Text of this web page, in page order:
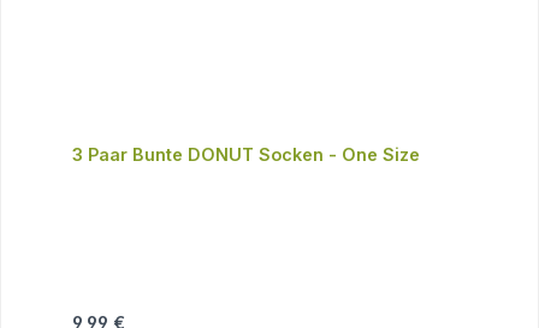
3 Paar Bunte DONUT Socken - One Size
Regulärer Preis:
9,99 €